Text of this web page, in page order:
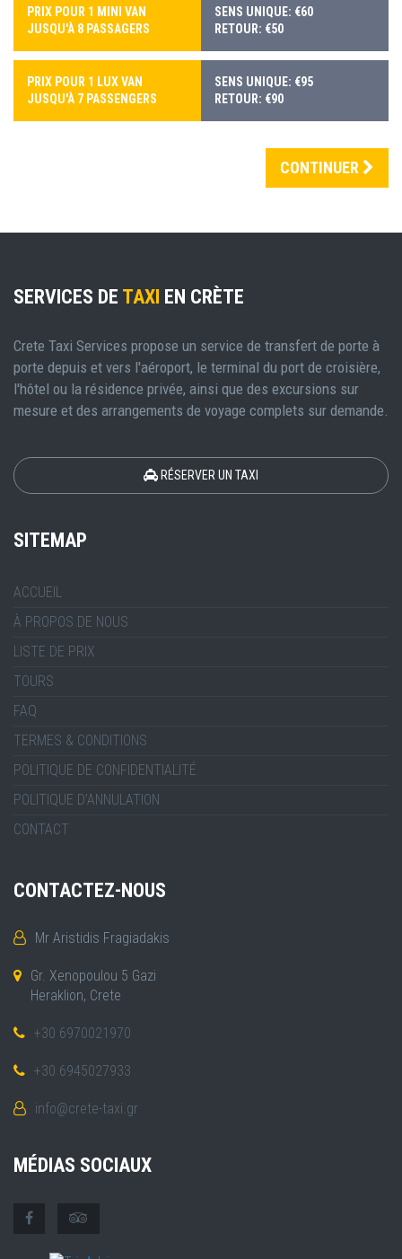
PRIX POUR 1 MINI VAN
JUSQU'À 8 PASSAGERS
SENS UNIQUE: €60
RETOUR: €50
PRIX POUR 1 LUX VAN
JUSQU'À 7 PASSENGERS
SENS UNIQUE: €95
RETOUR: €90
CONTINUER
SERVICES DE TAXI EN CRÈTE
Crete Taxi Services propose un service de transfert de porte à
porte depuis et vers l'aéroport, le terminal du port de croisière,
l'hôtel ou la résidence privée, ainsi que des excursions sur
mesure et des arrangements de voyage complets sur demande.
RÉSERVER UN TAXI
SITEMAP
ACCUEIL
À PROPOS DE NOUS
LISTE DE PRIX
TOURS
FAQ
TERMES & CONDITIONS
POLITIQUE DE CONFIDENTIALITÉ
POLITIQUE D’ANNULATION
CONTACT
CONTACTEZ-NOUS
Mr Aristidis Fragiadakis
Gr. Xenopoulou 5 Gazi
Heraklion, Crete
+30 6970021970
+30 6945027933
info@crete-taxi.gr
MÉDIAS SOCIAUX